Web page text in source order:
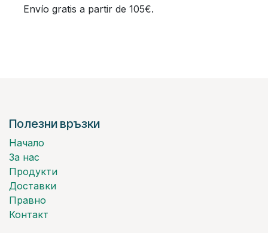
Envío gratis a partir de 105€.
Полезни връзки
Начало
За нас
Продукти
Доставки
Правно
Контакт